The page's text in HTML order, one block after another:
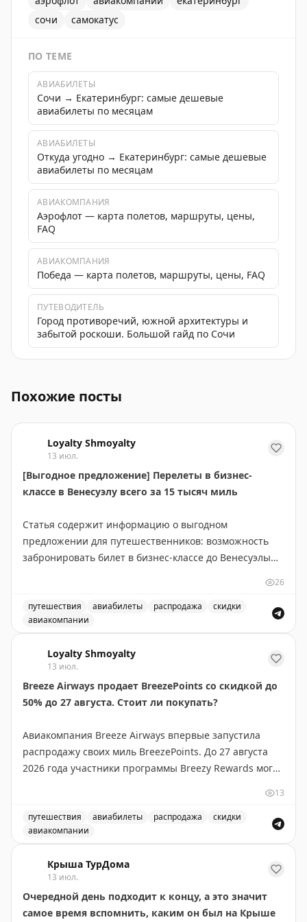
сочи
самокатус
ПО ТЕМЕ
АВИАБИЛЕТЫ
Сочи → Екатеринбург: самые дешевые
авиабилеты по месяцам
АВИАБИЛЕТЫ
Откуда угодно → Екатеринбург: самые дешевые
авиабилеты по месяцам
АВИАКОМПАНИЯ
Аэрофлот — карта полетов, маршруты, цены,
FAQ
АВИАКОМПАНИЯ
Победа — карта полетов, маршруты, цены, FAQ
ПУТЕВОДИТЕЛЬ
Город противоречий, южной архитектуры и
забытой роскоши. Большой гайд по Сочи
Похожие посты
Loyalty Shmoyalty
13 июл.
[Выгодное предложение] Перелеты в бизнес-
классе в Венесуэлу всего за 15 тысяч миль
Статья содержит информацию о выгодном
предложении для путешественников: возможность
забронировать билет в бизнес-классе до Венесуэлы
своей программе лояльности авиакомпании. Такие
предложения встречаются редко и позволяют
Рекомендуется следить за подобными alert'ами, чтобы
не пропустить выгодные варианты бронирования.
Juan Ruiz| Original
26
путешествия авиабилеты распродажа
скидки
авиакомпании
Loyalty Shmoyalty
13 июл.
Breeze Airways продает BreezePoints со скидкой до
50% до 27 августа. Стоит ли покупать?
Авиакомпания Breeze Airways впервые запустила
распродажу своих миль BreezePoints. До 27 августа
2026 года участники программы Breezy Rewards могут
объема: 1000 баллов без скидки, 2000-4000 — 30%,
5000-9000 — 40%, 10000+ — 50%. Баллы
держателей карты Breeze Easy Visa. Тайлер Глатт
рекомендует покупать баллы только если вы найдете
выгодные перелеты, где стоимость за балл
превышает 1,45¢. На некоторых маршрутах баллы
13
путешествия авиабилеты распродажа
скидки
авиакомпании
Крыша ТурДома
13 июл.
Очередной день подходит к концу, а это значит
самое время вспомнить, каким он был на Крыше